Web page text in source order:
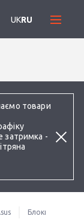
товари
затримка -
UKRU
Блоки питания